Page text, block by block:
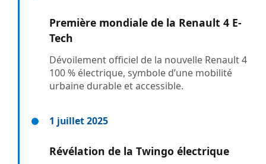
Première mondiale de la Renault 4 E-
Tech
Dévoilement officiel de la nouvelle Renault 4
100 % électrique, symbole d’une mobilité
urbaine durable et accessible.
1 juillet 2025
Révélation de la Twingo électrique